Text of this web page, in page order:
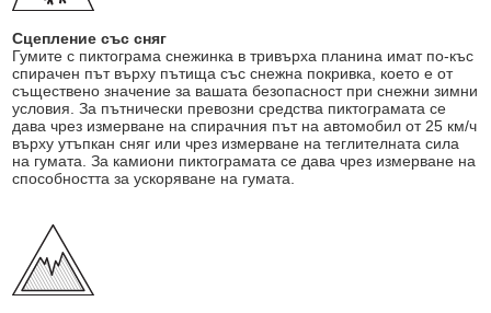
Сцепление със сняг
Гумите с пиктограма снежинка в тривърха планина имат по-къс
спирачен път върху пътища със снежна покривка, което е от
съществено значение за вашата безопасност при снежни зимни
условия. За пътнически превозни средства пиктограмата се
дава чрез измерване на спирачния път на автомобил от 25 км/ч
върху утъпкан сняг или чрез измерване на теглителната сила
на гумата. За камиони пиктограмата се дава чрез измерване на
способността за ускоряване на гумата.